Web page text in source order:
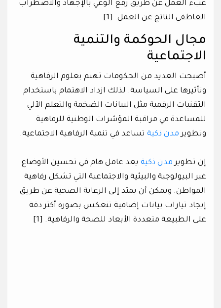
عبء العمل عن طريق رفع الوعي بالإجهاد والاضطراب
العاطفي الناتج عن العمل. [1]
مجال الحوكمة والتنمية
الاجتماعية
أصبحت العديد من الحكومات تهتم بعلوم الرفاهية
وتأثيرها على السياسة. لذلك ازداد الاهتمام باستخدام
التقنيات الرقمية مثل البيانات الضخمة والتعلم الآلي
للمساعدة في مراقبة المؤشرات الوطنية للرفاهية
وتطويرمدن ذكية تساعد في تنمية الرفاهية الاجتماعية.
إن تطويرمدن ذكية يعد عامل هام في تحسين الأوضاع
غير البيولوجية والبيئية والاجتماعية التي تشكل رفاهية
المواطن. ويمكن أن يمتد إلى الرعاية الصحية عن طريق
إيجاد تيارات بيانات إضافية تنعكس بصورة أكثر دقة
على الطبيعة متعددة الأبعاد للصحة والرفاهية. [1]